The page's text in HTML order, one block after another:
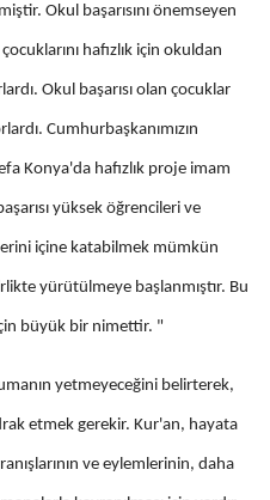
Samsun
Siirt
Sinop
Tekirdağ
Tokat
Trabzon
Tunceli
Şanlıurfa
Okul başarısını önemseyen
hafızlık için okuldan
Okul başarısı olan çocuklar
Cumhurbaşkanımızın
Konya'da hafızlık proje imam
yüksek öğrencileri ve
içine katabilmek mümkün
yürütülmeye başlanmıştır. Bu
büyük bir nimettir. "
yetmeyeceğini belirterek,
etmek gerekir. Kur'an, hayata
ve eylemlerinin, daha